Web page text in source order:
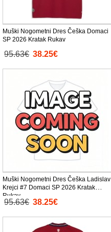
Muški Nogometni Dres Češka Domaci
SP 2026 Kratak Rukav
95.63€ 38.25€
Muški Nogometni Dres Češka Ladislav
Krejci #7 Domaci SP 2026 Kratak
Rukav
95.63€ 38.25€